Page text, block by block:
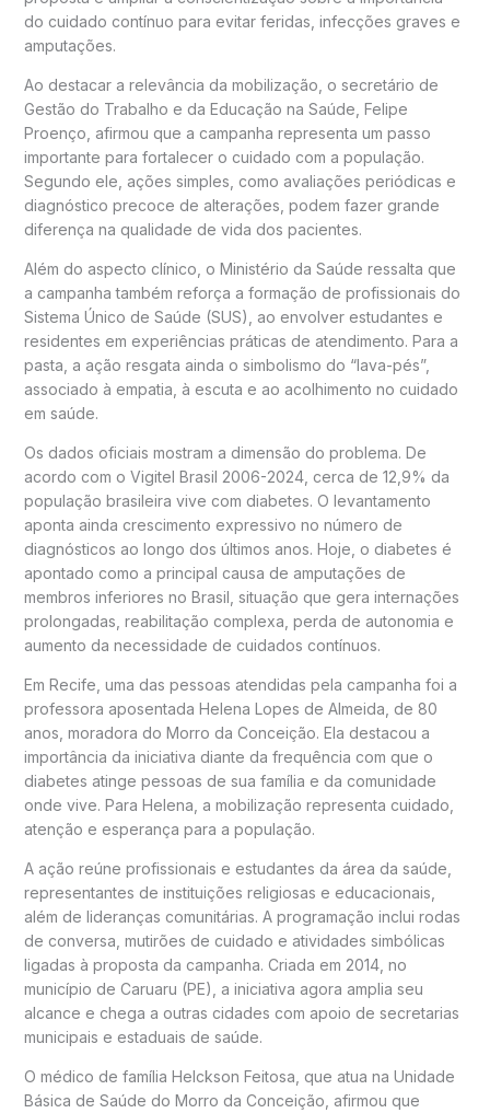
do cuidado contínuo para evitar feridas, infecções graves e
amputações.
Ao destacar a relevância da mobilização, o secretário de
Gestão do Trabalho e da Educação na Saúde, Felipe
Proenço, afirmou que a campanha representa um passo
importante para fortalecer o cuidado com a população.
Segundo ele, ações simples, como avaliações periódicas e
diagnóstico precoce de alterações, podem fazer grande
diferença na qualidade de vida dos pacientes.
Além do aspecto clínico, o Ministério da Saúde ressalta que
a campanha também reforça a formação de profissionais do
Sistema Único de Saúde (SUS), ao envolver estudantes e
residentes em experiências práticas de atendimento. Para a
pasta, a ação resgata ainda o simbolismo do “lava-pés”,
associado à empatia, à escuta e ao acolhimento no cuidado
em saúde.
Os dados oficiais mostram a dimensão do problema. De
acordo com o Vigitel Brasil 2006-2024, cerca de 12,9% da
população brasileira vive com diabetes. O levantamento
aponta ainda crescimento expressivo no número de
diagnósticos ao longo dos últimos anos. Hoje, o diabetes é
apontado como a principal causa de amputações de
membros inferiores no Brasil, situação que gera internações
prolongadas, reabilitação complexa, perda de autonomia e
aumento da necessidade de cuidados contínuos.
Em Recife, uma das pessoas atendidas pela campanha foi a
professora aposentada Helena Lopes de Almeida, de 80
anos, moradora do Morro da Conceição. Ela destacou a
importância da iniciativa diante da frequência com que o
diabetes atinge pessoas de sua família e da comunidade
onde vive. Para Helena, a mobilização representa cuidado,
atenção e esperança para a população.
A ação reúne profissionais e estudantes da área da saúde,
representantes de instituições religiosas e educacionais,
além de lideranças comunitárias. A programação inclui rodas
de conversa, mutirões de cuidado e atividades simbólicas
ligadas à proposta da campanha. Criada em 2014, no
município de Caruaru (PE), a iniciativa agora amplia seu
alcance e chega a outras cidades com apoio de secretarias
municipais e estaduais de saúde.
O médico de família Helckson Feitosa, que atua na Unidade
Básica de Saúde do Morro da Conceição, afirmou que